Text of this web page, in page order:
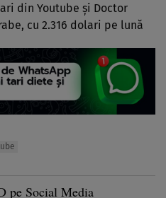
din Youtube şi Doctor
cu 2.316 dolari pe lună
pe Social Media